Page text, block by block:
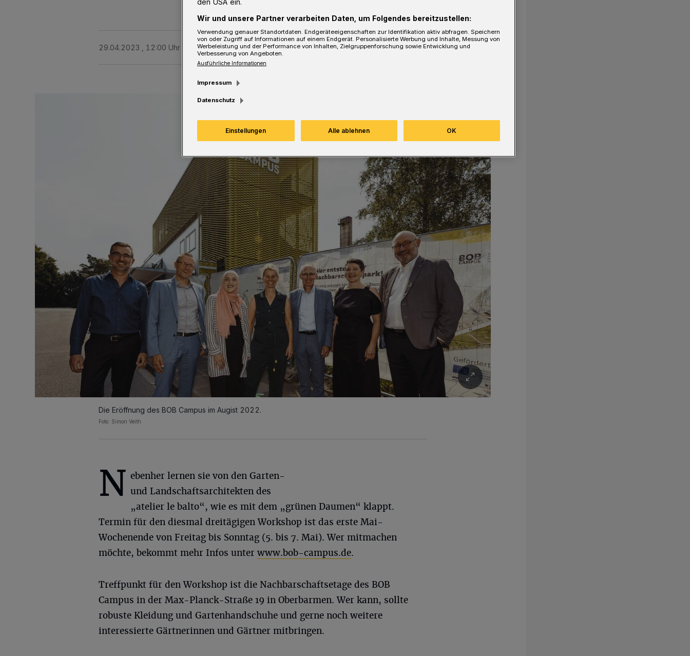
29.04.2023 , 12:00 Uhr 2 Minuten Lesezeit
Die Eröffnung des BOB Campus im Augist 2022.
Foto: Simon Veith
N ebenher lernen sie von den Garten-
und Landschaftsarchitekten des
„atelier le balto“, wie es mit dem „grünen Daumen“ klappt.
Termin für den diesmal dreitägigen Workshop ist das erste Mai-
Wochenende von Freitag bis Sonntag (5. bis 7. Mai). Wer mitmachen
möchte, bekommt mehr Infos unter www.bob-campus.de.
Treffpunkt für den Workshop ist die Nachbarschaftsetage des BOB
Campus in der Max-Planck-Straße 19 in Oberbarmen. Wer kann, sollte
robuste Kleidung und Gartenhandschuhe und gerne noch weitere
interessierte Gärtnerinnen und Gärtner mitbringen.
den USA ein.
Wir und unsere Partner verarbeiten Daten, um Folgendes bereitzustellen:
Verwendung genauer Standortdaten. Endgeräteeigenschaften zur Identifikation aktiv abfragen. Speichern
von oder Zugriff auf Informationen auf einem Endgerät. Personalisierte Werbung und Inhalte, Messung von
Werbeleistung und der Performance von Inhalten, Zielgruppenforschung sowie Entwicklung und
Verbesserung von Angeboten.
Ausführliche Informationen
Impressum
Datenschutz
Einstellungen Alle ablehnen OK